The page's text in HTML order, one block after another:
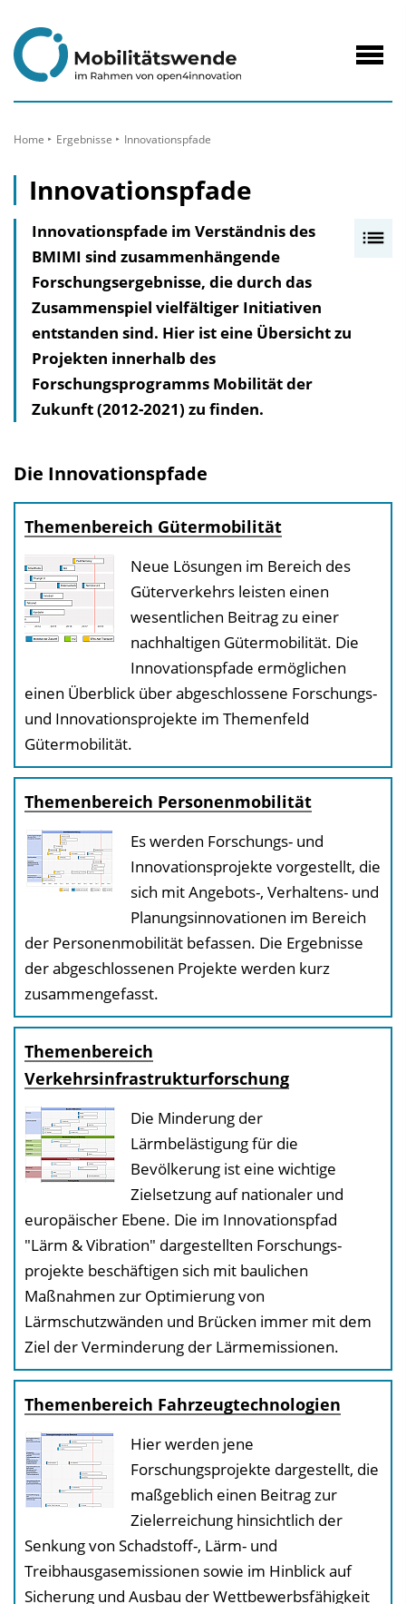
Inhalt
Home Ergebnisse Innovationspfade
Innovationspfade
e
i
e
b
d
e
n
Innovationspfade im Verständnis des
BMIMI sind zusammenhängende
Forschungsergebnisse, die durch das
Zusammenspiel vielfältiger Initiativen
entstanden sind. Hier ist eine Übersicht zu
Projekten innerhalb des
Forschungsprogramms Mobilität der
Zukunft (2012-2021) zu finden.
Die Innovationspfade
Themenbereich Gütermobilität
Neue Lösungen im Bereich des
Güterverkehrs leisten einen
wesentlichen Beitrag zu einer
nachhaltigen Gütermobilität. Die
Innovationspfade ermöglichen
einen Überblick über abgeschlossene Forschungs-
und Innovationsprojekte im Themenfeld
Gütermobilität.
Themenbereich Personenmobilität
Es werden Forschungs- und
Innovationsprojekte vorgestellt, die
sich mit Angebots-, Verhaltens- und
Planungsinnovationen im Bereich
der Personenmobilität befassen. Die Ergebnisse
der abgeschlossenen Projekte werden kurz
zusammengefasst.
Themenbereich
Verkehrsinfrastrukturforschung
Die Minderung der
Lärmbelästigung für die
Bevölkerung ist eine wichtige
Zielsetzung auf nationaler und
europäischer Ebene. Die im Innovationspfad
"Lärm & Vibration" dargestellten Forschungs­
projekte beschäftigen sich mit baulichen
Maßnahmen zur Optimierung von
Lärmschutzwänden und Brücken immer mit dem
Ziel der Verminderung der Lärmemissionen.
Themenbereich Fahrzeug­technologien
Hier werden jene
Forschungsprojekte dargestellt, die
maßgeblich einen Beitrag zur
Zielerreichung hinsichtlich der
Senkung von Schadstoff-, Lärm- und
Treibhausgasemissionen sowie im Hinblick auf
Sicherung und Ausbau der Wettbewerbsfähigkeit